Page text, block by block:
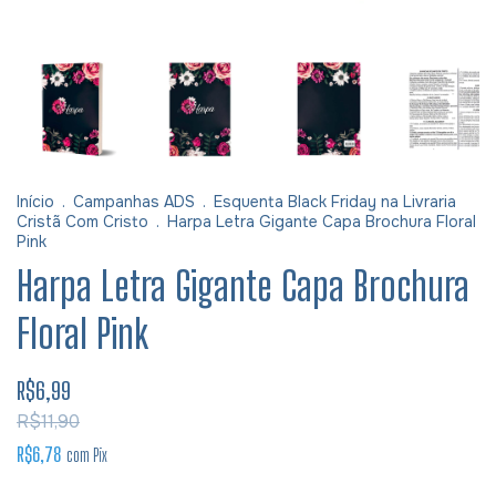
Início . Campanhas ADS . Esquenta Black Friday na Livraria
Cristã Com Cristo . Harpa Letra Gigante Capa Brochura Floral
Pink
Harpa Letra Gigante Capa Brochura
Floral Pink
R$6,99
R$11,90
R$6,78 com Pix